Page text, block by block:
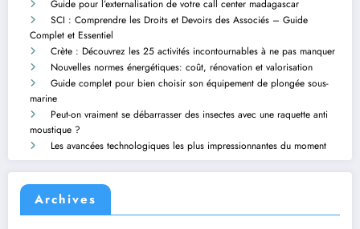
Guide pour l’externalisation de votre call center madagascar
SCI : Comprendre les Droits et Devoirs des Associés – Guide
Complet et Essentiel
Crète : Découvrez les 25 activités incontournables à ne pas manquer
Nouvelles normes énergétiques: coût, rénovation et valorisation
Guide complet pour bien choisir son équipement de plongée sous-
marine
Peut-on vraiment se débarrasser des insectes avec une raquette anti
moustique ?
Les avancées technologiques les plus impressionnantes du moment
Archives